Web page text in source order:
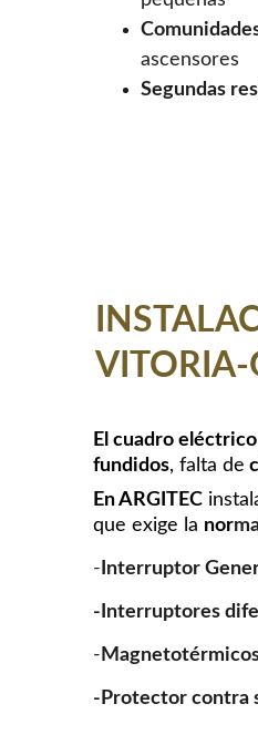
ascensores
Segundas
El cuadro eléctrico
fundidos, falta de
En ARGITEC
que exige la nor
- Interruptor
-Interruptores
-
-Protector contra
VITORIA-